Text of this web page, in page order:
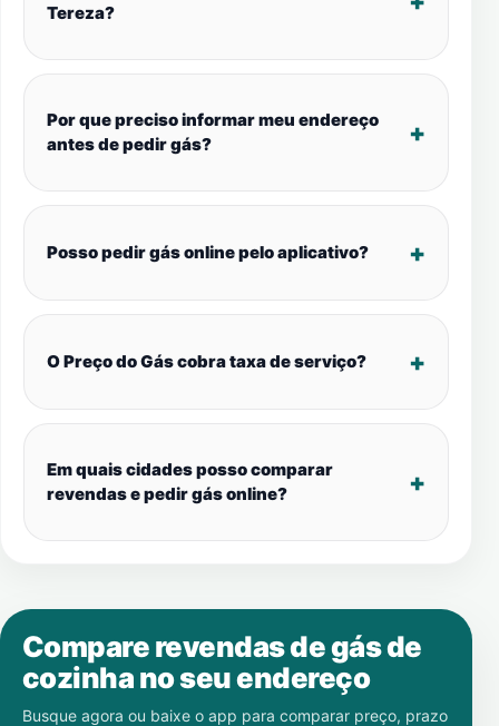
Tereza?
Por que preciso informar meu endereço
antes de pedir gás?
Posso pedir gás online pelo aplicativo?
O Preço do Gás cobra taxa de serviço?
Em quais cidades posso comparar
revendas e pedir gás online?
Compare revendas de gás de
cozinha no seu endereço
Busque agora ou baixe o app para comparar preço, prazo